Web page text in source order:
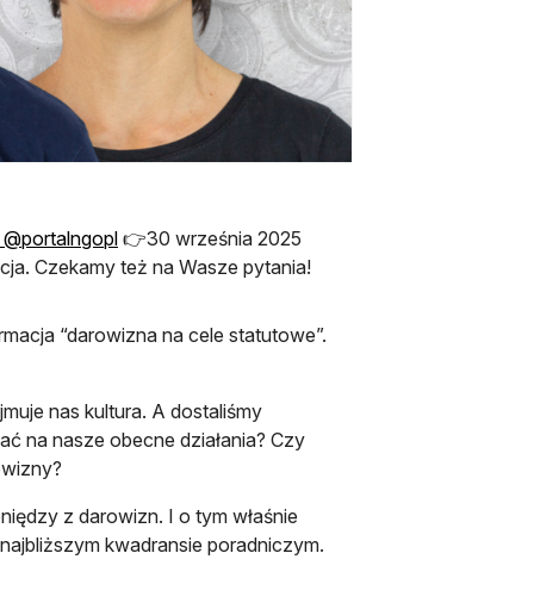
karcie otwiera się w nowej karcie
👉30 września 2025
Czekamy też na Wasze pytania!
“darowizna na cele statutowe”.
nas kultura. A dostaliśmy
na nasze obecne działania? Czy
z darowizn. I o tym właśnie
kwadransie poradniczym.